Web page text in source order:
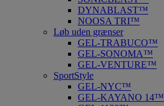
DYNABLAST™
NOOSA TRI™
Løb uden grænser
GEL-TRABUCO™
GEL-SONOMA™
GEL-VENTURE™
SportStyle
GEL-NYC™
GEL-KAYANO 14™